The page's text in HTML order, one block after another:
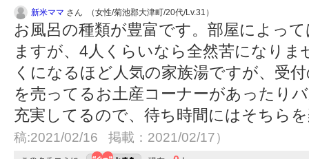
新米ママ さん （女性/菊池郡大津町/20代/Lv.31）
お風呂の種類が豊富です。部屋によっ
ますが、4人くらいなら全然苦になり
くになるほど人気の家族湯ですが、受
を売ってるお土産コーナーがあったり
充実してるので、待ち時間にはそちら
稿:2021/02/16 掲載：2021/02/17）